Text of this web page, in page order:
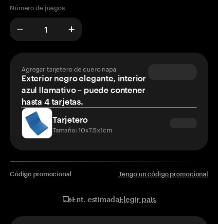
Número de juegos
Agregar tarjetero de cuero napa
Exterior negro elegante, interior
azul llamativo – puede contener
hasta 4 tarjetas.
Tarjetero
Tamaño: 10x7.5x1cm
Código promocional Tengo un código promocional
Ent. estimadaElegir país